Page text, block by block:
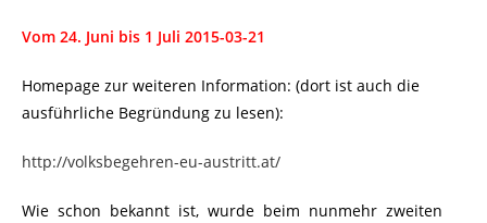
Vom 24. Juni bis 1 Juli 2015-03-21
Homepage zur weiteren Information: (dort ist auch die
ausführliche Begründung zu lesen):
http://volksbegehren-eu-austritt.at/
Wie schon bekannt ist, wurde beim nunmehr zweiten